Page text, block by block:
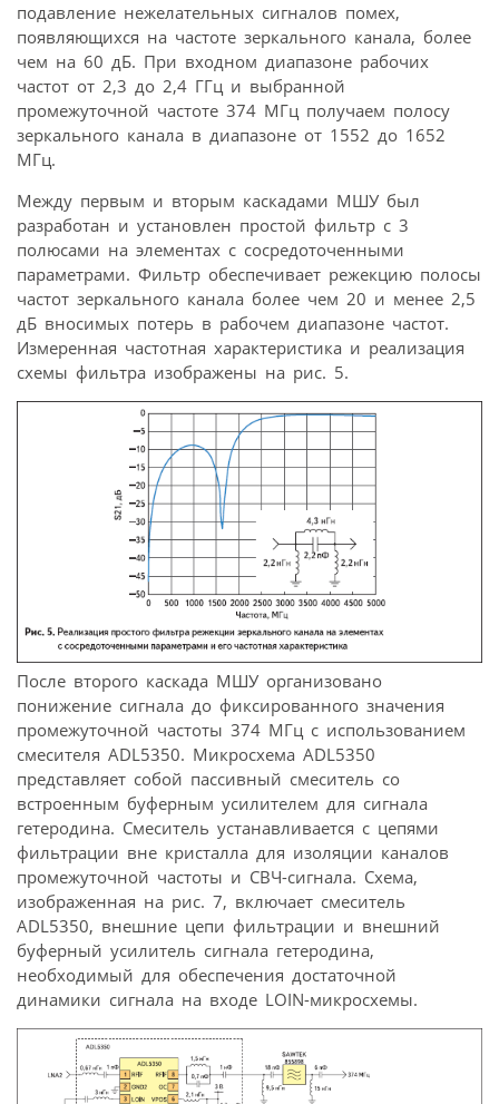
подавление нежелательных сигналов помех,
появляющихся на частоте зеркального канала, более
чем на 60 дБ. При входном диапазоне рабочих
частот от 2,3 до 2,4 ГГц и выбранной
промежуточной частоте 374 МГц получаем полосу
зеркального канала в диапазоне от 1552 до 1652
МГц.
Между первым и вторым каскадами МШУ был
разработан и установлен простой фильтр с 3
полюсами на элементах с сосредоточенными
параметрами. Фильтр обеспечивает режекцию полосы
частот зеркального канала более чем 20 и менее 2,5
дБ вносимых потерь в рабочем диапазоне частот.
Измеренная частотная характеристика и реализация
схемы фильтра изображены на рис. 5.
После второго каскада МШУ организовано
понижение сигнала до фиксированного значения
промежуточной частоты 374 МГц с использованием
смесителя ADL5350. Микросхема ADL5350
представляет собой пассивный смеситель со
встроенным буферным усилителем для сигнала
гетеродина. Смеситель устанавливается с цепями
фильтрации вне кристалла для изоляции каналов
промежуточной частоты и СВЧ-сигнала. Схема,
изображенная на рис. 7, включает смеситель
ADL5350, внешние цепи фильтрации и внешний
буферный усилитель сигнала гетеродина,
необходимый для обеспечения достаточной
динамики сигнала на входе LOIN-микросхемы.